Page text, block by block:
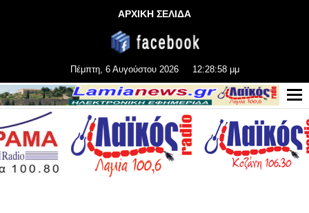
ΑΡΧΙΚΗ ΣΕΛΙΔΑ
Πέμπτη, 6 Αυγούστου 2026 12:28:59 μμ